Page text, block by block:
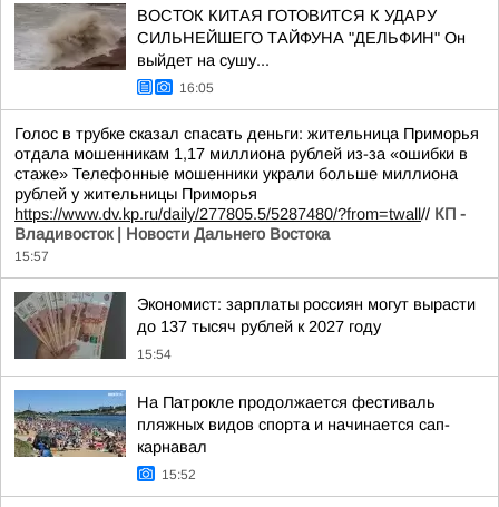
ВОСТОК КИТАЯ ГОТОВИТСЯ К УДАРУ
СИЛЬНЕЙШЕГО ТАЙФУНА "ДЕЛЬФИН" Он
выйдет на сушу...
16:05
Голос в трубке сказал спасать деньги: жительница Приморья
отдала мошенникам 1,17 миллиона рублей из-за «ошибки в
стаже» Телефонные мошенники украли больше миллиона
рублей у жительницы Приморья
https://www.dv.kp.ru/daily/277805.5/5287480/?from=twall// КП -
Владивосток | Новости Дальнего Востока
15:57
Экономист: зарплаты россиян могут вырасти
до 137 тысяч рублей к 2027 году
15:54
На Патрокле продолжается фестиваль
пляжных видов спорта и начинается сап-
карнавал
15:52